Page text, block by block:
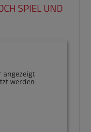
SPIEL UND
angezeigt
werden